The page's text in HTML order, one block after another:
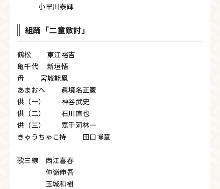
小早川泰輝
組踊「二童敵討」
鶴松 東江裕吉
亀千代 新垣悟
母 宮城能鳳
あまおへ 眞境名正憲
供（一） 神谷武史
供（二） 石川直也
供（三） 嘉手苅林一
きゃうちゃこ持 田口博章
歌三線 西江喜春
仲嶺伸吾
玉城和樹